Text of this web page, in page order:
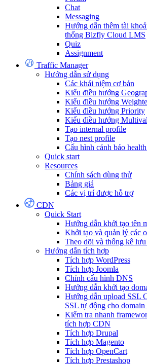
Chat
Messaging
Hướng dẫn thêm tài
thống Bizfly Cloud LMS
Quiz
Assignment
Traffic Manager
Hướng dẫn sử dụng
Các khái niệm cơ bản
Kiểu điều hướng
Kiểu điều hướng
Kiểu điều hướng Priority
Kiểu điều hướng
Tạo internal profile
Tạo nest profile
Cấu hình cảnh báo
Quick start
Resources
Chính sách dùng thử
Bảng giá
Các vị trí được hỗ trợ
CDN
Quick Start
Hướng dẫn khởi tạo tên
Khởi tạo và quản lý các
Theo dõi và thống kê
Hướng dẫn tích hợp
Tích hợp WordPress
Tích hợp Joomla
Chỉnh cấu hình DNS
Hướng dẫn khởi tạo
Hướng dẫn upload SSL
SSL tự động cho
Kiểm tra nhanh
tích hợp CDN
Tích hợp Drupal
Tích hợp Magento
Tích hợp OpenCart
Tích hợp Prestashop